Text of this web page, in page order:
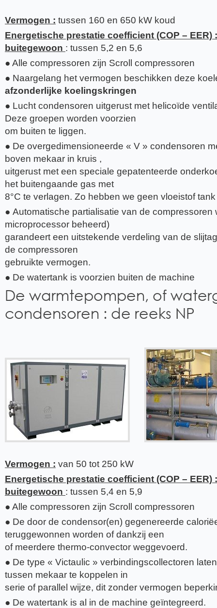
Vermogen : tussen 160 en 650 kW koud
Energetische prestatie coefficient (COP – EER)
buitegewoon : tussen 5,2 en 5,6
● Alle compressoren zijn Scroll compressoren
● Naargelang het vermogen beschikken deze
afzonderlijke koelingskringen
● Lucht condensoren uitgerust met helicoïde
Deze groepen worden voorzien
om buiten te liggen.
● De overgedimensioneerde « V » condensoren
boven mekaar in kruis ,
uitgerust met een speciale gepatenteerde
het buitengaande gas met
8°C te verlagen. Zo hebben we geen vloeistof
● Automatische partialisatie van de compressoren
microprocessor beheerd)
garandeert een uitstekende verdeling van de
de compressoren
gebruikte vermogen.
● De watertank is voorzien buiten de machine
De warmtepompen, of
condensoren : de reeks NP
Vermogen : van 50 tot 250 kW
Energetische prestatie coefficient (COP – EER)
buitegewoon : tussen 5,4 en 5,9
● Alle compressoren zijn Scroll compressoren
● De door de condensor(en) gegenereerde
teruggewonnen worden of dankzij een
of meerdere thermo-convector weggevoerd.
● De type « Victaulic » verbindingscollectoren
tussen mekaar te koppelen in
serie of parallel wijze, dit zonder vermogen
● De watertank is al in de machine geïntegreerd.